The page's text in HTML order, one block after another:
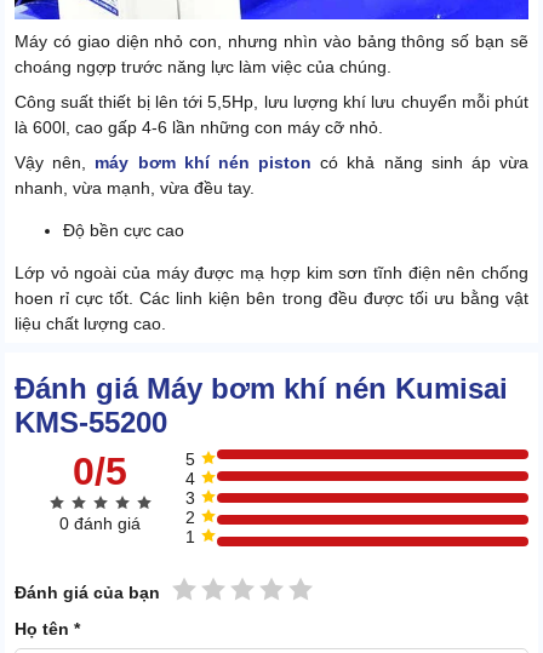
Máy có giao diện nhỏ con, nhưng nhìn vào bảng thông số bạn sẽ
choáng ngợp trước năng lực làm việc của chúng.
Công suất thiết bị lên tới 5,5Hp, lưu lượng khí lưu chuyển mỗi phút
là 600l, cao gấp 4-6 lần những con máy cỡ nhỏ.
Vậy nên, máy bơm khí nén piston có khả năng sinh áp vừa
nhanh, vừa mạnh, vừa đều tay.
Độ bền cực cao
Lớp vỏ ngoài của máy được mạ hợp kim sơn tĩnh điện nên chống
hoen rỉ cực tốt. Các linh kiện bên trong đều được tối ưu bằng vật
liệu chất lượng cao.
Đánh giá Máy bơm khí nén Kumisai
KMS-55200
0/5
0 đánh giá
5
4
3
2
1
Đánh giá của bạn 5 sao
4 sao
3 sao
2 sao
1 sao
Họ tên *